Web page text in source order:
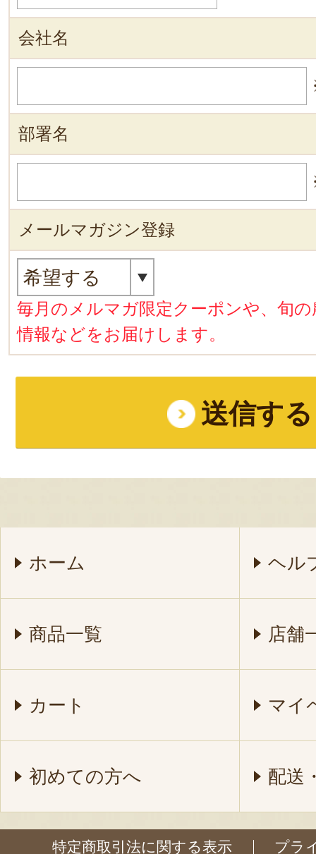
会社名
部署名
メールマガジン登録
毎月のメルマガ限定クーポンや、旬
情報などをお届けします。
ホーム ヘル
商品一覧 店舗
カート マイ
初めての方へ 配送
特定商取引法に関する表示 プラ